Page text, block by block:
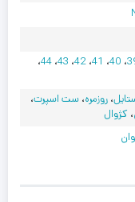
، 40، 41،42، 43،44،
،روزمره،ست اسپرت،
، کژوال